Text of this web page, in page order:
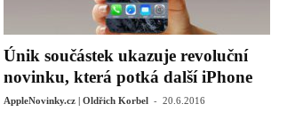
Únik součástek ukazuje revoluční
novinku, která potká další iPhone
AppleNovinky.cz | Oldřich Korbel - 20.6.2016